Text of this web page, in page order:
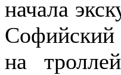
начала
Софийский
на